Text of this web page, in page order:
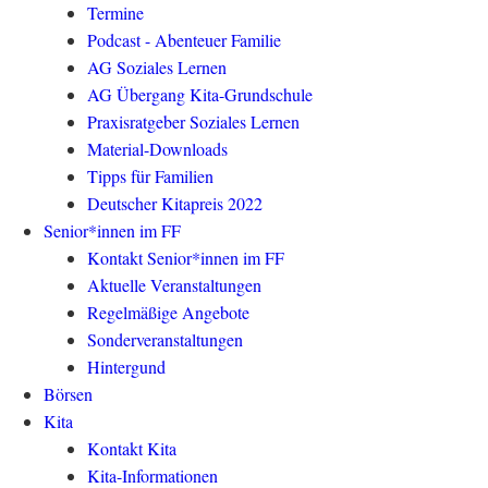
Termine
Podcast - Abenteuer Familie
AG Soziales Lernen
AG Übergang Kita-Grundschule
Praxisratgeber Soziales Lernen
Material-Downloads
Tipps für Familien
Deutscher Kitapreis 2022
Senior*innen im FF
Kontakt Senior*innen im FF
Aktuelle Veranstaltungen
Regelmäßige Angebote
Sonderveranstaltungen
Hintergund
Börsen
Kita
Kontakt Kita
Kita-Informationen